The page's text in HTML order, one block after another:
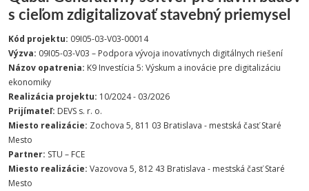
s cieľom zdigitalizovať stavebný priemysel
Kód projektu: 09I05-03-V03-00014
Výzva: 09I05-03-V03 – Podpora vývoja inovatívnych digitálnych riešení
Názov opatrenia: K9 Investícia 5: Výskum a inovácie pre digitalizáciu
ekonomiky
Realizácia projektu: 10/2024 - 03/2026
Prijímateľ: DEVS s. r. o.
Miesto realizácie: Zochova 5, 811 03 Bratislava - mestská časť Staré
Mesto
Partner: STU – FCE
Miesto realizácie: Vazovova 5, 812 43 Bratislava - mestská časť Staré
Mesto